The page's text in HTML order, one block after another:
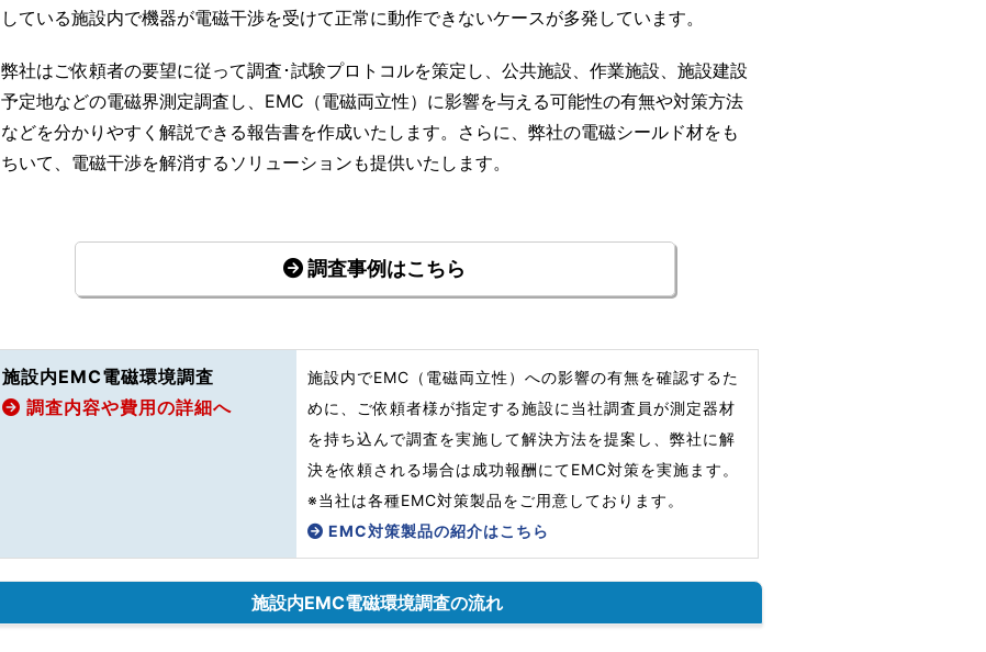
している施設内で機器が電磁干渉を受けて正常に動作できないケースが多発しています。
弊社はご依頼者の要望に従って調査･試験プロトコルを策定し、公共施設、作業施設、施設建設
予定地などの電磁界測定調査し、EMC（電磁両立性）に影響を与える可能性の有無や対策方法
などを分かりやすく解説できる報告書を作成いたします。さらに、弊社の電磁シールド材をも
ちいて、電磁干渉を解消するソリューションも提供いたします。
調査事例はこちら
施設内EMC電磁環境調査
調査内容や費用の詳細へ
施設内でEMC（電磁両立性）への影響の有無を確認するた
めに、ご依頼者様が指定する施設に当社調査員が測定器材
を持ち込んで調査を実施して解決方法を提案し、弊社に解
決を依頼される場合は成功報酬にてEMC対策を実施ます。
※当社は各種EMC対策製品をご用意しております。
EMC対策製品の紹介はこちら
施設内EMC電磁環境調査の流れ